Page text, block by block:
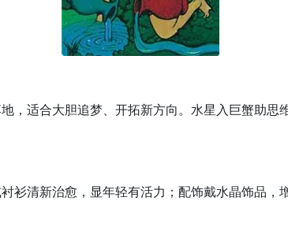
，适合大胆追梦、开拓新方向。水星入巨蟹助思
衫清新治愈，显年轻有活力；配饰戴水晶饰品，